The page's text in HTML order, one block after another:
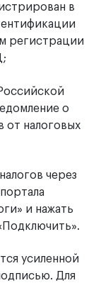
в
регистрации
о
от налоговых
через
и нажать
усиленной
Для